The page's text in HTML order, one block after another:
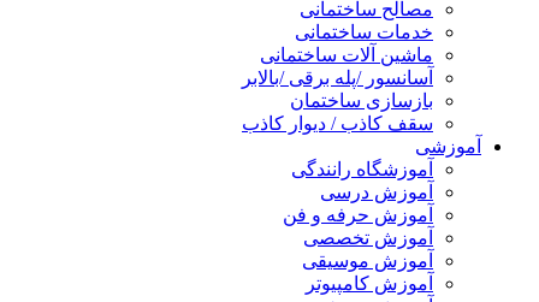
مصالح ساختمانی
خدمات ساختمانی
ماشین آلات ساختمانی
آسانسور /پله برقی /بالابر
بازسازی ساختمان
سقف کاذب / دیوار کاذب
آموزشی
آموزشگاه رانندگی
آموزش درسی
آموزش حرفه و فن
آموزش تخصصی
آموزش موسیقی
آموزش کامپیوتر